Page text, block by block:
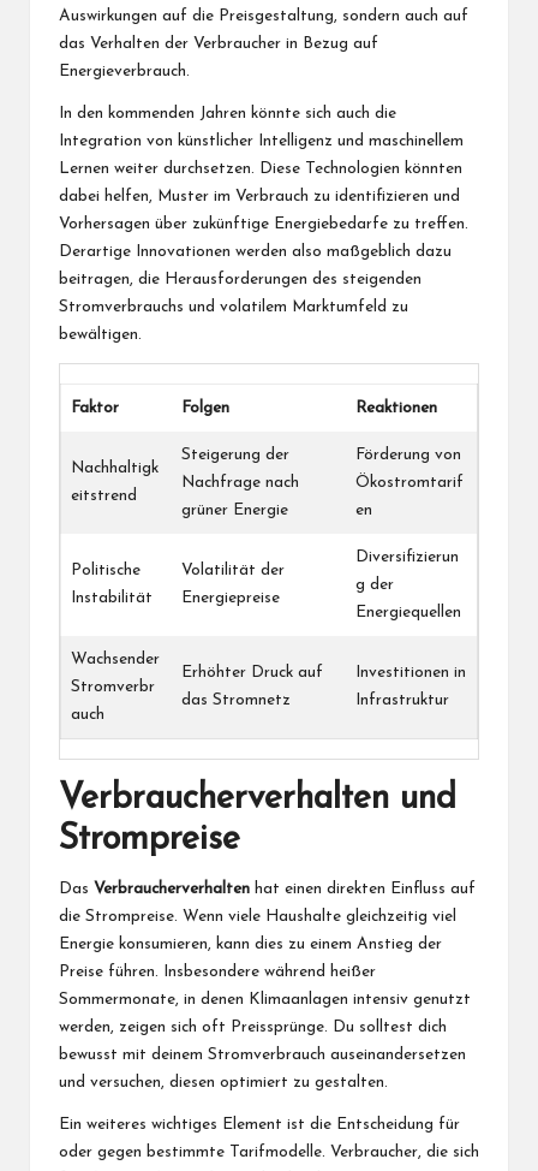
Auswirkungen auf die Preisgestaltung, sondern auch auf
das Verhalten der Verbraucher in Bezug auf
Energieverbrauch.
In den kommenden Jahren könnte sich auch die
Integration von künstlicher Intelligenz und maschinellem
Lernen weiter durchsetzen. Diese Technologien könnten
dabei helfen, Muster im Verbrauch zu identifizieren und
Vorhersagen über zukünftige Energiebedarfe zu treffen.
Derartige Innovationen werden also maßgeblich dazu
beitragen, die Herausforderungen des steigenden
Stromverbrauchs und volatilem Marktumfeld zu
bewältigen.
Faktor Folgen Reaktionen
Nachhaltigk
eitstrend
Steigerung der
Nachfrage nach
grüner Energie
Förderung von
Ökostromtarif
en
Politische
Instabilität
Volatilität der
Energiepreise
Diversifizierun
g der
Energiequellen
Wachsender
Stromverbr
auch
Erhöhter Druck auf
das Stromnetz
Investitionen in
Infrastruktur
Verbraucherverhalten und
Strompreise
Das Verbraucherverhalten hat einen direkten Einfluss auf
die Strompreise. Wenn viele Haushalte gleichzeitig viel
Energie konsumieren, kann dies zu einem Anstieg der
Preise führen. Insbesondere während heißer
Sommermonate, in denen Klimaanlagen intensiv genutzt
werden, zeigen sich oft Preissprünge. Du solltest dich
bewusst mit deinem Stromverbrauch auseinandersetzen
und versuchen, diesen optimiert zu gestalten.
Ein weiteres wichtiges Element ist die Entscheidung für
oder gegen bestimmte Tarifmodelle. Verbraucher, die sich